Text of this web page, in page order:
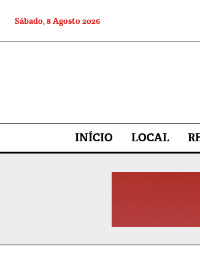
Sábado, 8 Agosto 2026
INÍCIO LOCAL